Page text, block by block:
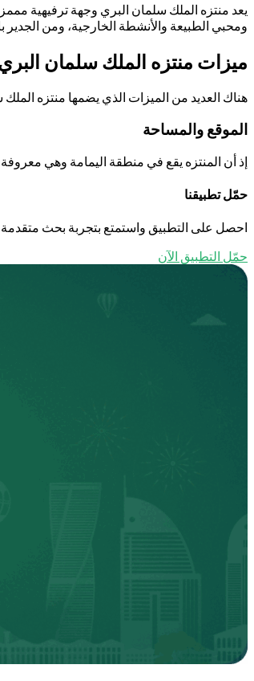
يعد منتزه الملك سلمان البري وجهة ترفيهية
ومحبي الطبيعة والأنشطة الخارجية، ومن الجدير بالذكر أن
ميزات منتزه الملك سلمان
هناك العديد من الميزات الذي يضمها منتزه
الموقع والمساحة
إذ أن المنتزه يقع في منطقة اليمامة وهي معروفة بجمال طبيعتها الآخاذ، بالإضافة
حمّل تطبيقنا
احصل على التطبيق واستمتع بتجربة بحث متقدمة
حمّل التطبيق الآن